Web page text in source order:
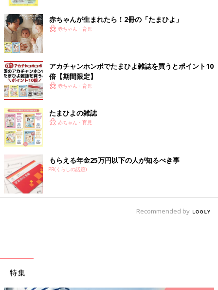
出典：Instagramアカウント「anna_no_ouchi」
anna_no_ouchiさんは、無印良品の「やわらかポリエチレンケー
ス」にレゴを入れ、ソファー下に収納しています。作ったレゴ
は、同じく無印良品の「壁に取り付けられる家具棚」に飾ってい
マット付き収納にレゴを収納
赤ちゃんが生まれたら！2冊の「たまひよ」
赤ちゃん・育児
アカチャンホンポでたまひよ雑誌を買うとポイント10
倍【期間限定】
赤ちゃん・育児
たまひよの雑誌
赤ちゃん・育児
もらえる年金25万円以下の人が知るべき事
PR(くらしの話題)
Recommended by
特集